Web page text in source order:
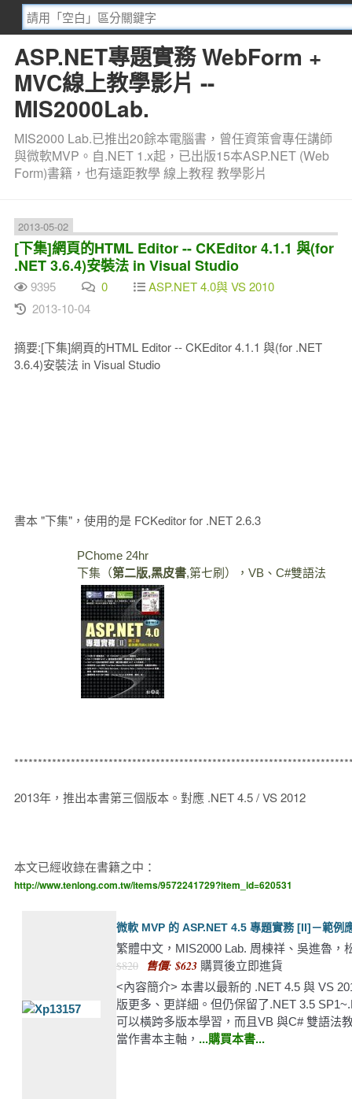
ASP.NET專題實務 WebForm +
MVC線上教學影片 --
MIS2000Lab.
MIS2000 Lab.已推出20餘本電腦書，曾任資策會專任講師
與微軟MVP。自.NET 1.x起，已出版15本ASP.NET (Web
Form)書籍，也有遠距教學 線上教程 教學影片
2013-05-02
[下集]網頁的HTML Editor -- CKEditor 4.1.1 與(for
.NET 3.6.4)安裝法 in Visual Studio
9395 0
ASP.NET 4.0與 VS 2010
2013-10-04
摘要:[下集]網頁的HTML Editor -- CKEditor 4.1.1 與(for .NET
3.6.4)安裝法 in Visual Studio
書本 "下集"，使用的是 FCKeditor for .NET 2.6.3
PChome 24hr
下集（第二版,黑皮書,第七刷），VB、C#雙語法
2013年，推出本書第三個版本。對應 .NET 4.5 / VS 2012
本文已經收錄在書籍之中：
http://www.tenlong.com.tw/items/9572241729?item_id=620531
微軟 MVP 的 ASP.NET 4.5 專題實務 [II]－範例
繁體中文，MIS2000 Lab. 周棟祥、吳進魯，
$820 售價: $623購買後立即進貨
<內容簡介> 本書以最新的 .NET 4.5 與 VS
版更多、更詳細。但仍保留了.NET 3.5
可以橫跨多版本學習，而且VB 與C# 雙語法
當作書本主軸， ...購買本書...